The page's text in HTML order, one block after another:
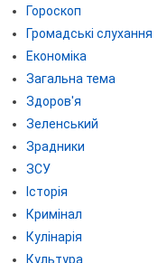
Гороскоп
Громадські слухання
Економіка
Загальна тема
Здоров'я
Зеленський
Зрадники
ЗСУ
Історія
Кримінал
Кулінарія
Культура